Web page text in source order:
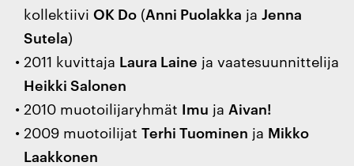
kollektiivi OK Do (Anni Puolakka ja Jenna
Sutela)
2011 kuvittaja Laura Laine ja vaatesuunnittelija
Heikki Salonen
2010 muotoilijaryhmät Imu ja Aivan!
2009 muotoilijat Terhi Tuominen ja Mikko
Laakkonen